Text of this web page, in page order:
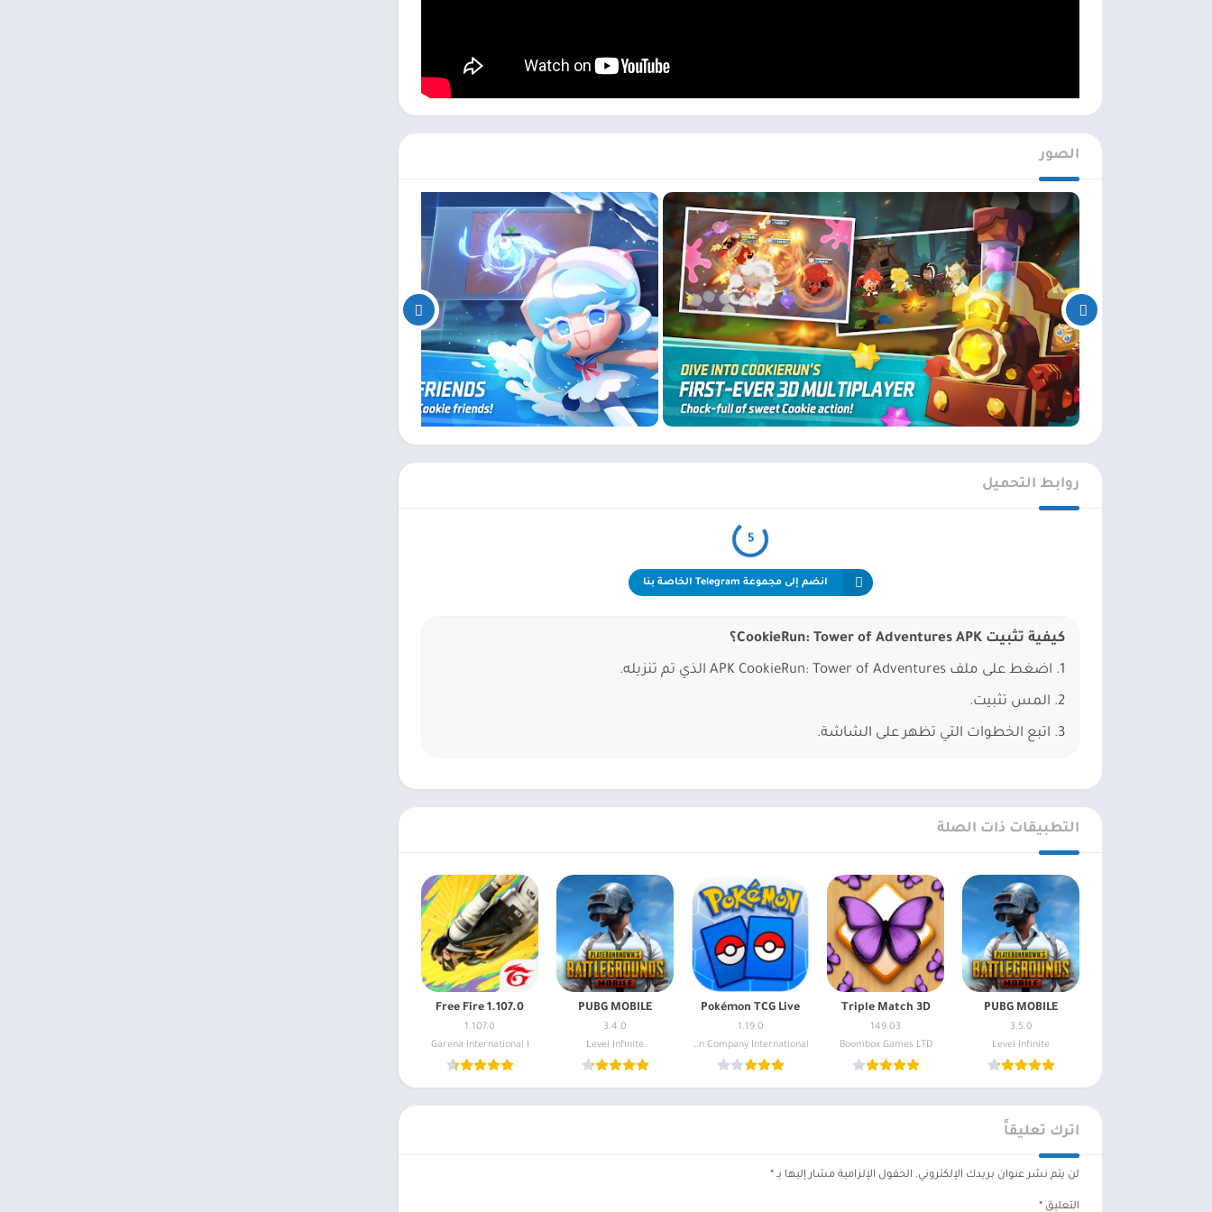
الصور
روابط التحميل
5
انضم إلى مجموعة Telegram الخاصة بنا
كيفية تثبيت CookieRun: Tower of Adventures APK؟
1. اضغط على ملف APK CookieRun: Tower of Adventures الذي تم تنزيله.
2. المس تثبيت.
3. اتبع الخطوات التي تظهر على الشاشة.
التطبيقات ذات الصلة
PUBG MOBILE
3.5.0
Level Infinite
Triple Match 3D
149.03
Boombox Games LTD
Pokémon TCG Live
1.19.0
The Pokémon Company International
PUBG MOBILE
3.4.0
Level Infinite
Free Fire 1.107.0
1.107.0
Garena International I
اترك تعليقاً
لن يتم نشر عنوان بريدك الإلكتروني. الحقول الإلزامية مشار إليها بـ *
التعليق *